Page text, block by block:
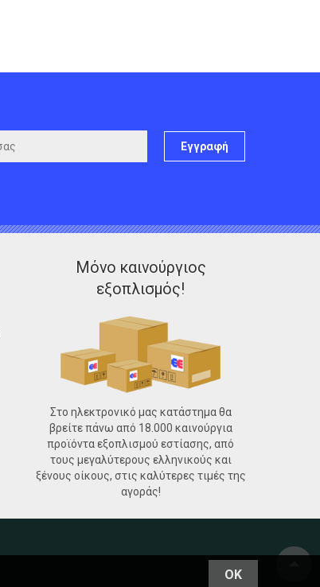
Εγγραφή
Μόνο καινούργιος
εξοπλισμός!
Στο ηλεκτρονικό μας κατάστημα θα
βρείτε πάνω από 18.000 καινούργια
προϊόντα εξοπλισμού εστίασης, από
τους μεγαλύτερους ελληνικούς και
ξένους οίκους, στις καλύτερες τιμές της
αγοράς!
OK